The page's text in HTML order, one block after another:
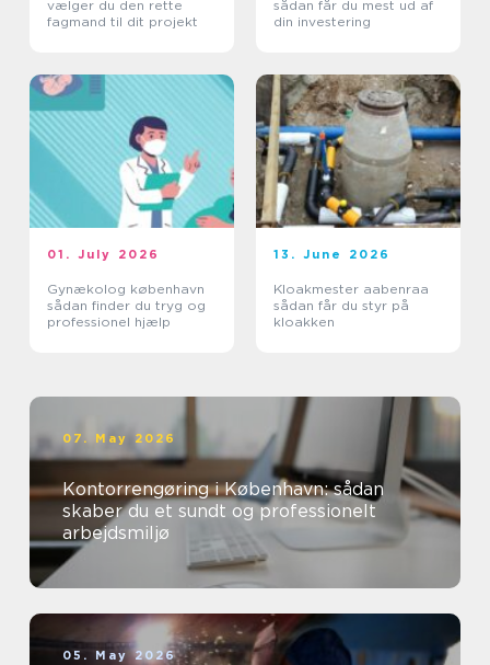
vælger du den rette
fagmand til dit projekt
sådan får du mest ud af
din investering
01. July 2026
Gynækolog københavn
sådan finder du tryg og
professionel hjælp
13. June 2026
Kloakmester aabenraa
sådan får du styr på
kloakken
07. May 2026
Kontorrengøring i København: sådan
skaber du et sundt og professionelt
arbejdsmiljø
05. May 2026